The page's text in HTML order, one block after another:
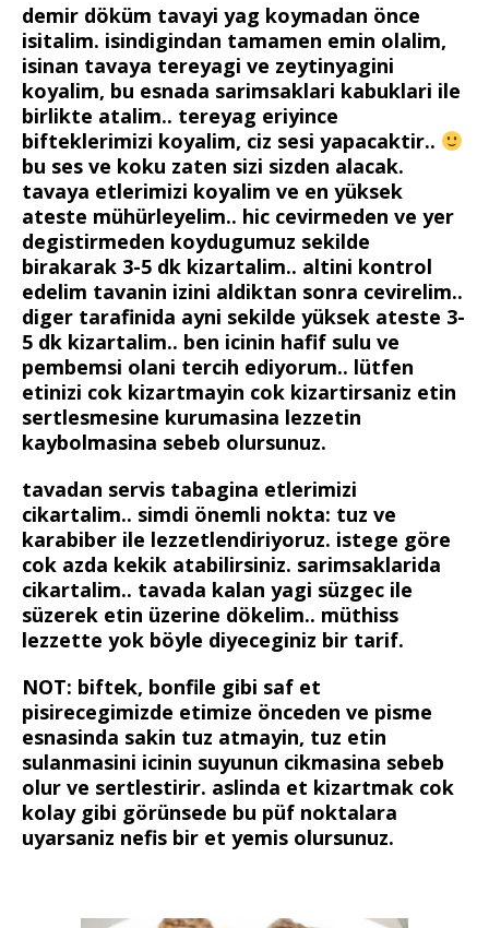
demir döküm tavayi yag koymadan önce
isitalim. isindigindan tamamen emin olalim,
isinan tavaya tereyagi ve zeytinyagini
koyalim, bu esnada sarimsaklari kabuklari ile
birlikte atalim.. tereyag eriyince
bifteklerimizi koyalim, ciz sesi yapacaktir..
bu ses ve koku zaten sizi sizden alacak.
tavaya etlerimizi koyalim ve en yüksek
ateste mühürleyelim.. hic cevirmeden ve yer
degistirmeden koydugumuz sekilde
birakarak 3-5 dk kizartalim.. altini kontrol
edelim tavanin izini aldiktan sonra cevirelim..
diger tarafinida ayni sekilde yüksek ateste 3-
5 dk kizartalim.. ben icinin hafif sulu ve
pembemsi olani tercih ediyorum.. lütfen
etinizi cok kizartmayin cok kizartirsaniz etin
sertlesmesine kurumasina lezzetin
kaybolmasina sebeb olursunuz.
tavadan servis tabagina etlerimizi
cikartalim.. simdi önemli nokta: tuz ve
karabiber ile lezzetlendiriyoruz. istege göre
cok azda kekik atabilirsiniz. sarimsaklarida
cikartalim.. tavada kalan yagi süzgec ile
süzerek etin üzerine dökelim.. müthiss
lezzette yok böyle diyeceginiz bir tarif.
NOT: biftek, bonfile gibi saf et
pisirecegimizde etimize önceden ve pisme
esnasinda sakin tuz atmayin, tuz etin
sulanmasini icinin suyunun cikmasina sebeb
olur ve sertlestirir. aslinda et kizartmak cok
kolay gibi görünsede bu püf noktalara
uyarsaniz nefis bir et yemis olursunuz.